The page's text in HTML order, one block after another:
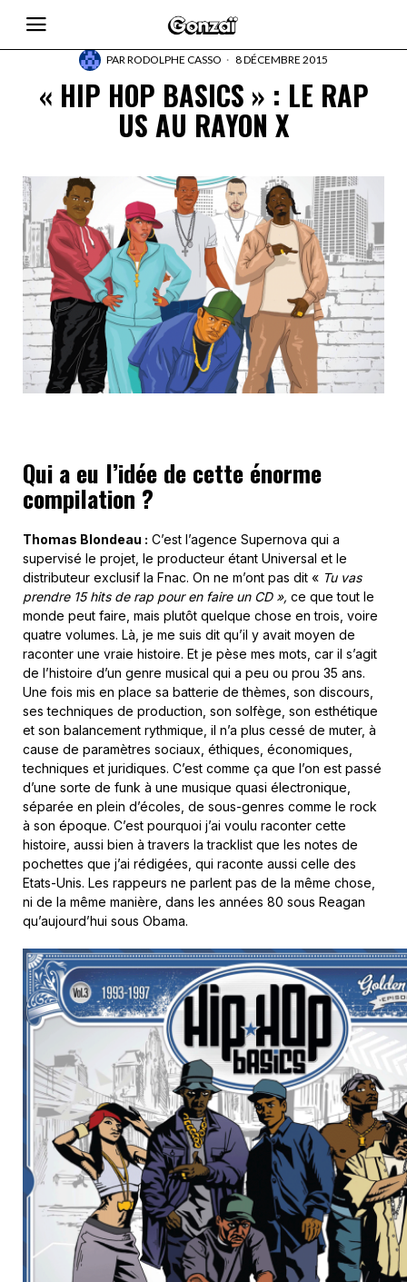
PARRODOLPHE CASSO 8 DÉCEMBRE 2015
« HIP HOP BASICS » : LE RAP
US AU RAYON X
Qui a eu l’idée de cette énorme
compilation ?
Thomas Blondeau : C’est l’agence Supernova qui a
supervisé le projet, le producteur étant Universal et le
distributeur exclusif la Fnac. On ne m’ont pas dit « Tu vas
prendre 15 hits de rap pour en faire un CD », ce que tout le
monde peut faire, mais plutôt quelque chose en trois, voire
quatre volumes. Là, je me suis dit qu’il y avait moyen de
raconter une vraie histoire. Et je pèse mes mots, car il s’agit
de l’histoire d’un genre musical qui a peu ou prou 35 ans.
Une fois mis en place sa batterie de thèmes, son discours,
ses techniques de production, son solfège, son esthétique
et son balancement rythmique, il n’a plus cessé de muter, à
cause de paramètres sociaux, éthiques, économiques,
techniques et juridiques. C’est comme ça que l’on est passé
d’une sorte de funk à une musique quasi électronique,
séparée en plein d’écoles, de sous-genres comme le rock
à son époque. C’est pourquoi j’ai voulu raconter cette
histoire, aussi bien à travers la tracklist que les notes de
pochettes que j’ai rédigées, qui raconte aussi celle des
Etats-Unis. Les rappeurs ne parlent pas de la même chose,
ni de la même manière, dans les années 80 sous Reagan
qu’aujourd’hui sous Obama.